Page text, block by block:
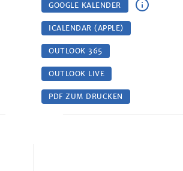
GOOGLE KALENDER
ICALENDAR (APPLE)
OUTLOOK 365
OUTLOOK LIVE
PDF ZUM DRUCKEN